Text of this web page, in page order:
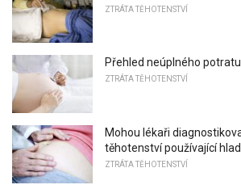
ZTRÁTA TĚHOTENSTVÍ
Přehled neúplného potratu
ZTRÁTA TĚHOTENSTVÍ
Mohou lékaři
těhotenství používající
ZTRÁTA TĚHOTENSTVÍ